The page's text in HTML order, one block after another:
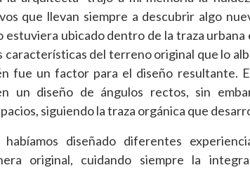
que llevan siempre a descubrir algo
estuviera ubicado dentro de la traza
características del terreno original que lo
fue un factor para el diseño resultante.
un diseño de ángulos rectos, sin
siguiendo la traza orgánica que
habíamos diseñado diferentes
original, cuidando siempre la